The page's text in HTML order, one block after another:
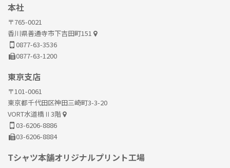
本社
〒765-0021
香川県善通寺市下吉田町151
0877-63-3536
0877-63-1200
東京支店
〒101-0061
東京都千代田区神田三崎町3-3-20
VORT水道橋Ⅱ3階
03-6206-8886
03-6206-8884
Tシャツ本舗オリジナルプリント工場